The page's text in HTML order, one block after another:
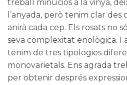
treball minuciós a la vinya,
l’anyada, però tenim clar des
anirà cada cep. Els rosats no
seva complexitat enològica. I
tenim de tres tipologies
monovarietals. Ens agrada
per obtenir després